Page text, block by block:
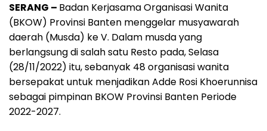
SERANG – Badan Kerjasama Organisasi Wanita
(BKOW) Provinsi Banten menggelar musyawarah
daerah (Musda) ke V. Dalam musda yang
berlangsung di salah satu Resto pada, Selasa
(28/11/2022) itu, sebanyak 48 organisasi wanita
bersepakat untuk menjadikan Adde Rosi Khoerunnisa
sebagai pimpinan BKOW Provinsi Banten Periode
2022-2027.